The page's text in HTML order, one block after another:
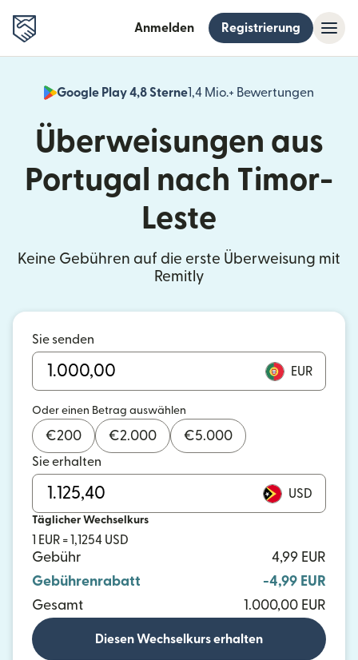
Anmelden Registrierung
Google Play 4,8 Sterne1,4 Mio.+ Bewertungen
Überweisungen aus
Portugal nach Timor-
Leste
Keine Gebühren auf die erste Überweisung mit
Remitly
Sie senden
EUR
Oder einen Betrag auswählen
€200 €2.000 €5.000
Sie erhalten
USD
Täglicher Wechselkurs
1 EUR = 1,1254 USD
Gebühr
4,99 EUR
Gebührenrabatt
-4,99 EUR
Gesamt
1.000,00 EUR
Diesen Wechselkurs erhalten